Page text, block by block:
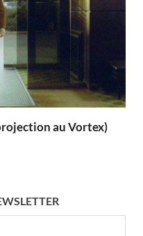
au Vortex)